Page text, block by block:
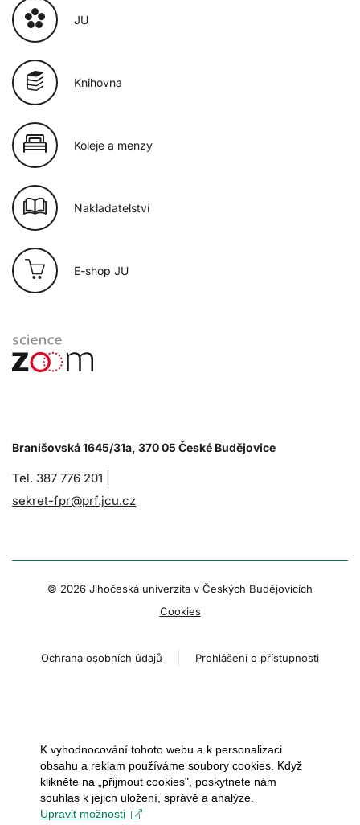
JU
Knihovna
Koleje a menzy
Nakladatelství
E-shop JU
Branišovská 1645/31a, 370 05 České Budějovice
Tel. 387 776 201 |
sekret-fpr@prf.jcu.cz
© 2026 Jihočeská univerzita v Českých Budějovicích
Cookies
Ochrana osobních údajů Prohlášení o přístupnosti
K vyhodnocování tohoto webu a k personalizaci
obsahu a reklam používáme soubory cookies. Když
klikněte na „přijmout cookies", poskytnete nám
souhlas k jejich uložení, správě a analýze.
Upravit možnosti